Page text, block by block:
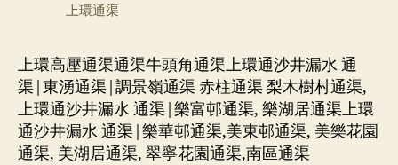
上環通渠
上環高壓通渠通渠牛頭角通渠上環通沙井漏水 通
渠|東湧通渠|調景嶺通渠 赤柱通渠 梨木樹村通渠,
上環通沙井漏水 通渠|樂富邨通渠, 樂湖居通渠上環
通沙井漏水 通渠|樂華邨通渠,美東邨通渠, 美樂花園
通渠, 美湖居通渠, 翠寧花園通渠,南區通渠